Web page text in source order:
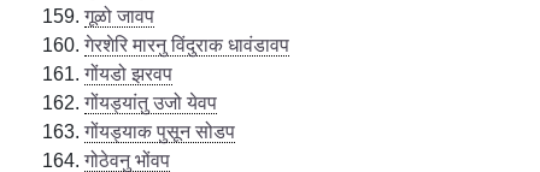
गूळो जावप
गेरशेरि मारनु विंदुराक धावंडावप
गोंयडो झरवप
गोंयड्यांतु उजो येवप
गोंयड्याक पुसून सोडप
गोठेवनु भोंवप